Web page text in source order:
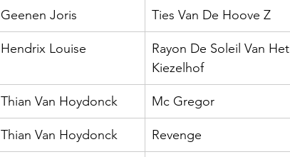
Geenen Joris Ties Van De Hoove Z
Hendrix Louise
Rayon De Soleil Van Het
Kiezelhof
Thian Van Hoydonck Mc Gregor
Thian Van Hoydonck Revenge